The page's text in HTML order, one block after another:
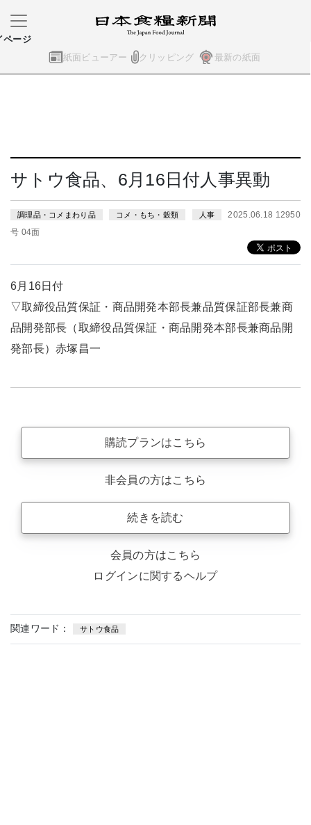
紙面ビューアー クリッピング 最新の紙面
ページ
サトウ食品、6月16日付人事異動
調理品・コメまわり品 コメ・もち・穀類 人事
2025.06.18 12950
号 04面
6月16日付
▽取締役品質保証・商品開発本部長兼品質保証部長兼商
品開発部長（取締役品質保証・商品開発本部長兼商品開
発部長）赤塚昌一
購読プランはこちら
非会員の方はこちら
続きを読む
会員の方はこちら
ログインに関するヘルプ
関連ワード： サトウ食品